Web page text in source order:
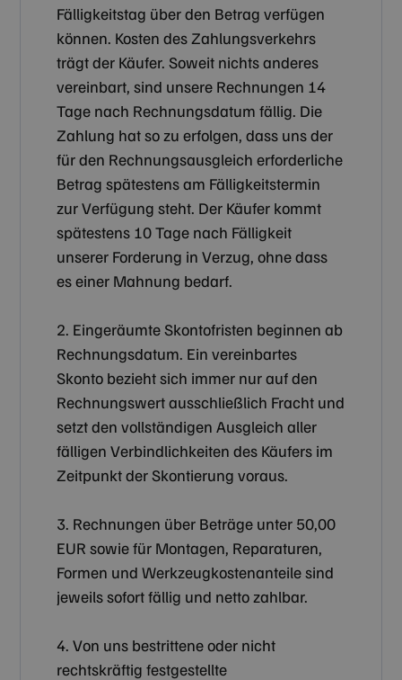
Fälligkeitstag über den Betrag verfügen
können. Kosten des Zahlungsverkehrs
trägt der Käufer. Soweit nichts anderes
vereinbart, sind unsere Rechnungen 14
Tage nach Rechnungsdatum fällig. Die
Zahlung hat so zu erfolgen, dass uns der
für den Rechnungsausgleich erforderliche
Betrag spätestens am Fälligkeitstermin
zur Verfügung steht. Der Käufer kommt
spätestens 10 Tage nach Fälligkeit
unserer Forderung in Verzug, ohne dass
es einer Mahnung bedarf.
2. Eingeräumte Skontofristen beginnen ab
Rechnungsdatum. Ein vereinbartes
Skonto bezieht sich immer nur auf den
Rechnungswert ausschließlich Fracht und
setzt den vollständigen Ausgleich aller
fälligen Verbindlichkeiten des Käufers im
Zeitpunkt der Skontierung voraus.
3. Rechnungen über Beträge unter 50,00
EUR sowie für Montagen, Reparaturen,
Formen und Werkzeugkostenanteile sind
jeweils sofort fällig und netto zahlbar.
4. Von uns bestrittene oder nicht
rechtskräftig festgestellte